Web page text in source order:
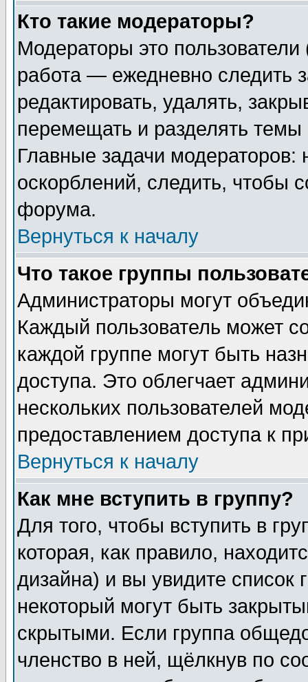
Кто такие модераторы?
Модераторы это
работа — ежедневно следить
редактировать, удалять,
перемещать и разделять
Главные задачи
оскорблений, следить, чтобы
форума.
Вернуться к началу
Что такое группы
Администраторы могут
Каждый пользователь может
каждой группе могут быть
доступа. Это облегчает
нескольких пользователей
предоставлением доступа к
Вернуться к началу
Как мне вступить в группу?
Для того, чтобы вступить в
которая, как правило,
дизайна) и вы увидите список
некоторый могут быть
скрытыми. Если группа
членство в ней, щёлкнув по